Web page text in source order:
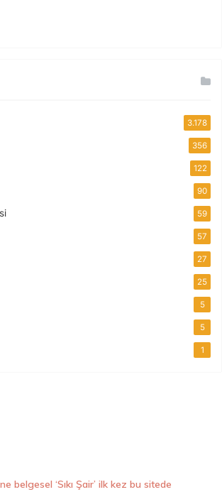
3.178
356
122
90
59
57
27
25
5
5
1
belgesel ‘Sıkı Şair’ ilk kez bu sitede